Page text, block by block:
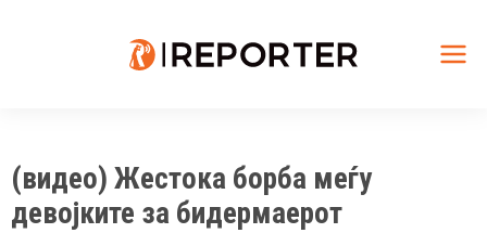
(видео) Жестока борба меѓу
девојките за бидермаерот